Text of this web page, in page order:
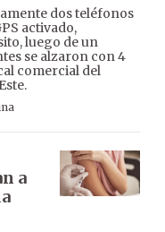
dos teléfonos
activado,
luego de un
se alzaron con 4
comercial del
a